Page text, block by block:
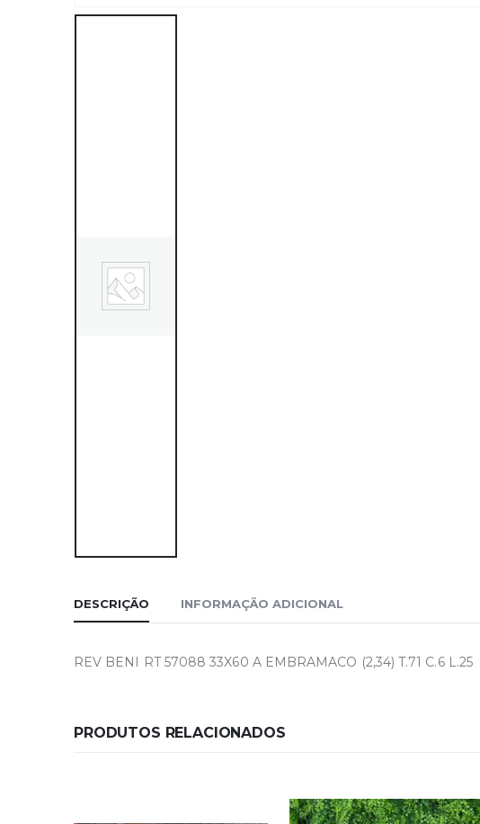
DESCRIÇÃO INFORMAÇÃO ADICIONAL
REV BENI RT 57088 33X60 A EMBRAMACO (2,34) T.71 C.6 L.25
PRODUTOS RELACIONADOS